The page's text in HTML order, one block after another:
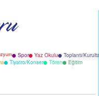
Spor Yaz Okulu
Toplantı/
Tiyatro/Konser Tören
Eğitim